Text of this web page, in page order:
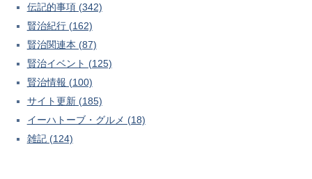
伝記的事項 (342)
賢治紀行 (162)
賢治関連本 (87)
賢治イベント (125)
賢治情報 (100)
サイト更新 (185)
イーハトーブ・グルメ (18)
雑記 (124)